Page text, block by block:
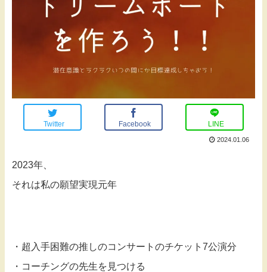
Twitter Facebook LINE
2024.01.06
2023年、
それは私の願望実現元年
・超入手困難の推しのコンサートのチケット7公演分
・コーチングの先生を見つける